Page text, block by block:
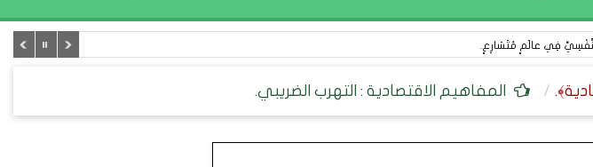
فِي عالَمٍ مُتَسَارِعٍ.
المفاهيم الاقتصادية : التهرب الضريبي.